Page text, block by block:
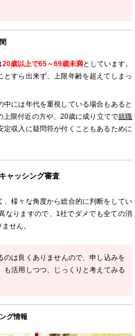
20歳以上で65～69歳未満としています。
すら出来ず、上限年齢を超えてしまっ
には年代を重視している場合もあると
上限付近の方や、20歳に成り立てで就職
定収入に疑問符が付くこともあるために
ャッシング審査
、様々な角度から総合的に判断をしてい
なりますので、1社でダメでも全ての消
せん。
は良くありませんので、申し込みを
活用しつつ、じっくりと考えてみる
グ情報